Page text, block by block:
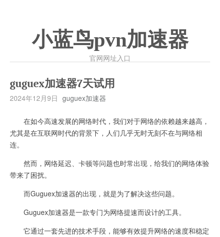
小蓝鸟pvn加速器
官网网址入口
guguex加速器7天试用
2024年12月9日 guguex加速器
在如今高速发展的网络时代，我们对于网络的依赖越来越高，
尤其是在互联网时代的背景下，人们几乎无时无刻不在与网络相
连。
然而，网络延迟、卡顿等问题也时常出现，给我们的网络体验
带来了困扰。
而Guguex加速器的出现，就是为了解决这些问题。
Guguex加速器是一款专门为网络提速而设计的工具。
它通过一套先进的技术手段，能够有效提升网络的速度和稳定